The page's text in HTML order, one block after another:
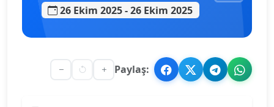
26 Ekim 2025 - 26 Ekim 2025
Paylaş: